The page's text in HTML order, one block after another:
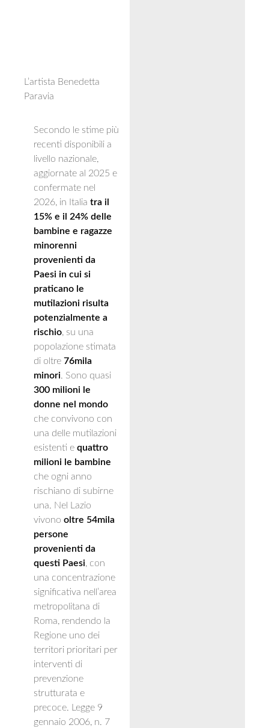
L’artista Benedetta
Paravia
Secondo le stime più
recenti disponibili a
livello nazionale,
aggiornate al 2025 e
confermate nel
2026, in Italia tra il
15% e il 24% delle
bambine e ragazze
minorenni
provenienti da
Paesi in cui si
praticano le
mutilazioni risulta
potenzialmente a
rischio , su una
popolazione stimata
di oltre 76mila
minori . Sono quasi
300 milioni le
donne nel mondo
che convivono con
una delle mutilazioni
esistenti e quattro
milioni le bambine
che ogni anno
rischiano di subirne
una. Nel Lazio
vivono oltre 54mila
persone
provenienti da
questi Paesi , con
una concentrazione
significativa nell’area
metropolitana di
Roma, rendendo la
Regione uno dei
territori prioritari per
interventi di
prevenzione
strutturata e
precoce. Legge 9
gennaio 2006, n. 7